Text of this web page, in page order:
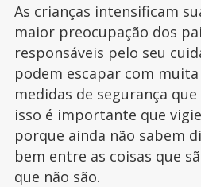
As crianças intensificam
maior preocupação dos
responsáveis pelo seu
podem escapar com
medidas de segurança
isso é importante que
porque ainda não sabem
bem entre as coisas que
que não são.